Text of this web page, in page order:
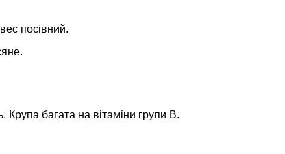
посівний.
Крупа багата на вітаміни групи В.